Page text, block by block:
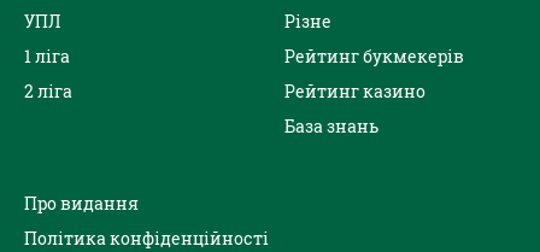
УПЛ
1 ліга
2 ліга
Різне
Рейтинг букмекерів
Рейтинг казино
База знань
Про видання
Політика конфіденційності